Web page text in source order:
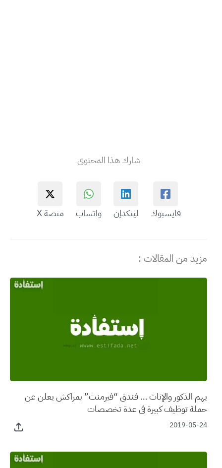
شارك هذا المحتوى
فايسبوك لينكدإن واتساب منصة X
مزيد من المقالات :
يهم الذكور والإناث … فندق “فيرمنت” بمراكش يعلن عن
حملة توظيف كبيرة في عدة تخصصات
2019-05-24